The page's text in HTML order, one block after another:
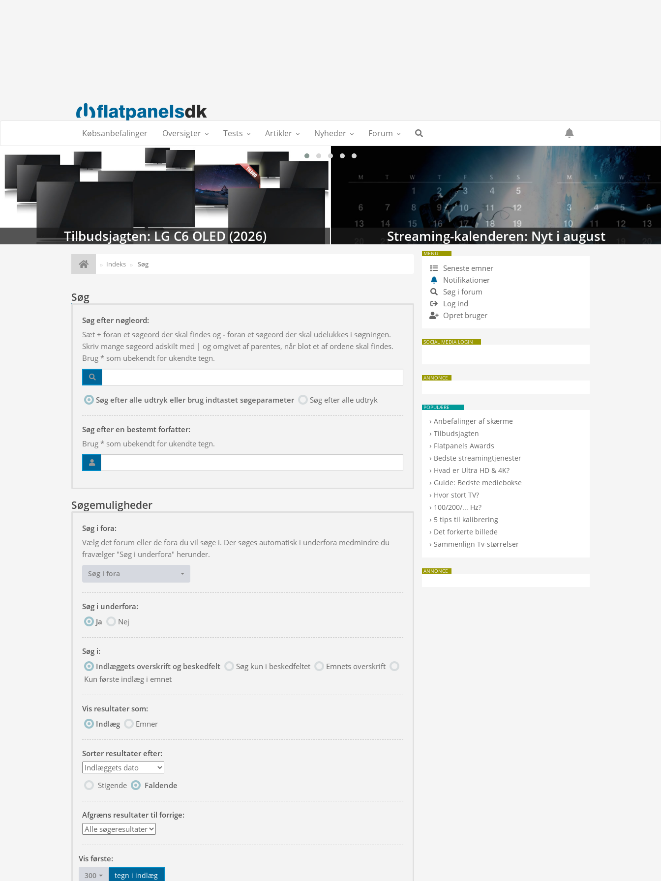
Købsanbefalinger Oversigter Tests Artikler Nyheder Forum
Tilbudsjagten: LG C6 OLED (2026) Streaming-kalenderen: Nyt i august
Indeks Søg
Søg
Søg efter nøgleord:
Sæt + foran et søgeord der skal findes og - foran et søgeord der skal udelukkes i søgningen.
Skriv mange søgeord adskilt med | og omgivet af parentes, når blot et af ordene skal findes.
Brug * som ubekendt for ukendte tegn.
Søg efter alle udtryk eller brug indtastet søgeparameter Søg efter alle udtryk
Søg efter en bestemt forfatter:
Brug * som ubekendt for ukendte tegn.
Søgemuligheder
Søg i fora:
Vælg det forum eller de fora du vil søge i. Der søges automatisk i underfora medmindre du
fravælger "Søg i underfora" herunder.
Søg i fora
Søg i underfora:
Ja
Nej
Søg i:
Indlæggets overskrift og beskedfelt
Søg kun i beskedfeltet
Emnets overskrift
Kun første indlæg i emnet
Vis resultater som:
Indlæg
Emner
Sorter resultater efter:
Stigende Faldende
Afgræns resultater til forrige:
Vis første:
300 tegn i indlæg
MENU
Seneste emner
Notifikationer
Søg i forum
Log ind
Opret bruger
SOCIAL MEDIA LOGIN
ANNONCE
POPULÆRE
›Anbefalinger af skærme
›Tilbudsjagten
› Flatpanels Awards
› Bedste streamingtjenester
› Hvad er Ultra HD & 4K?
› Guide: Bedste mediebokse
› Hvor stort TV?
› 100/200/... Hz?
› 5 tips til kalibrering
› Det forkerte billede
›Sammenlign Tv-størrelser
ANNONCE